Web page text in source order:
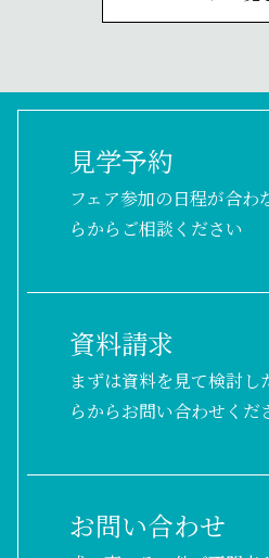
見学予約
フェア参加の日程が合
らからご相談ください
資料請求
まずは資料を見て検討
らからお問い合わせくだ